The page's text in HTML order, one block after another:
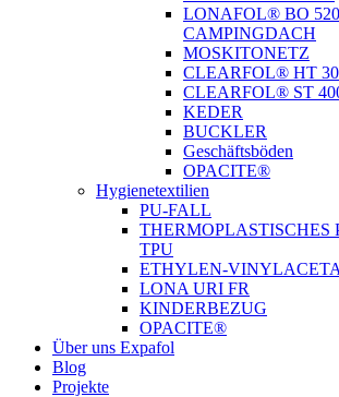
LONAFOL® BO
CAMPINGDACH
MOSKITONETZ
CLEARFOL® HT
CLEARFOL® ST
KEDER
BUCKLER
Geschäftsböden
OPACITE®
Hygienetextilien
PU-FALL
THERMOPLASTISCHES
TPU
ETHYLEN-
LONA URI FR
KINDERBEZUG
OPACITE®
Über uns Expafol
Blog
Projekte